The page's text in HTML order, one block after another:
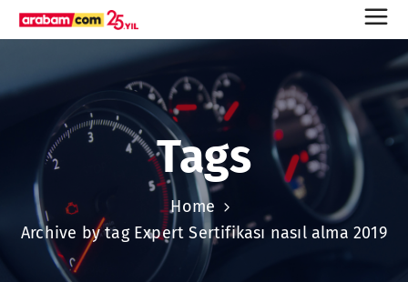
Tags
Home
Archive by tag Expert Sertifikası nasıl alma 2019